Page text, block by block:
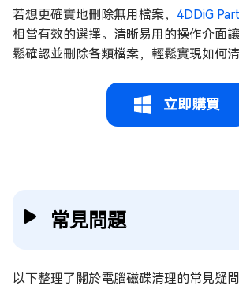
若想更確實地刪除無用檔案， 4DDiG
相當有效的選擇。清晰易用的操作介面
鬆確認並刪除各類檔案，輕鬆實現如何清
立即購買
常見問題
以下整理了關於電腦磁碟清理的常見疑問